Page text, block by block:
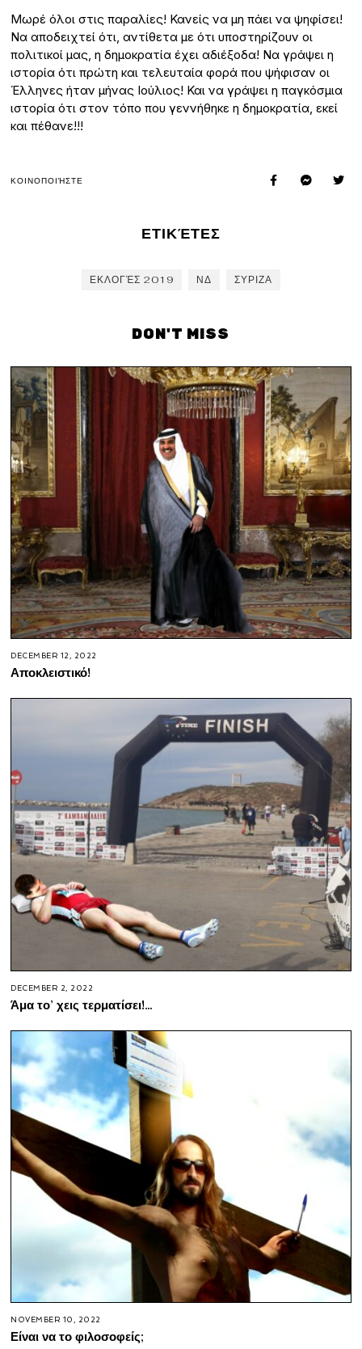
Μωρέ όλοι στις παραλίες! Κανείς να μη πάει να ψηφίσει!
Να αποδειχτεί ότι, αντίθετα με ότι υποστηρίζουν οι
πολιτικοί μας, η δημοκρατία έχει αδιέξοδα! Να γράψει η
ιστορία ότι πρώτη και τελευταία φορά που ψήφισαν οι
Έλληνες ήταν μήνας Ιούλιος! Και να γράψει η παγκόσμια
ιστορία ότι στον τόπο που γεννήθηκε η δημοκρατία, εκεί
και πέθανε!!!
ΚΟΙΝΟΠΟΙΉΣΤΕ
ΕΤΙΚΈΤΕΣ
ΕΚΛΟΓΈΣ 2019 ΝΔ ΣΥΡΙΖΑ
DON'T MISS
DECEMBER 12, 2022
Αποκλειστικό!
DECEMBER 2, 2022
Άμα το’ χεις τερματίσει!…
NOVEMBER 10, 2022
Είναι να το φιλοσοφείς;